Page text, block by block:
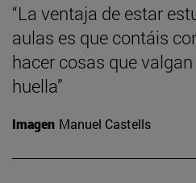
“La ventaja de estar
aulas es que contáis
hacer cosas que
huella”
Imagen Manuel Castells